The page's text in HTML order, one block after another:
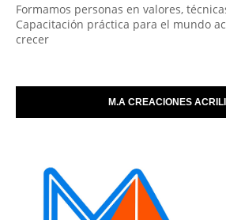
Formamos personas en valores,
Capacitación práctica para el mundo
crecer
M.A CREACIONES